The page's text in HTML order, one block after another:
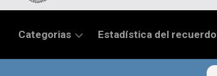
Categorias Estadística del recuerdo